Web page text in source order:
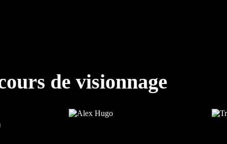
de visionnage